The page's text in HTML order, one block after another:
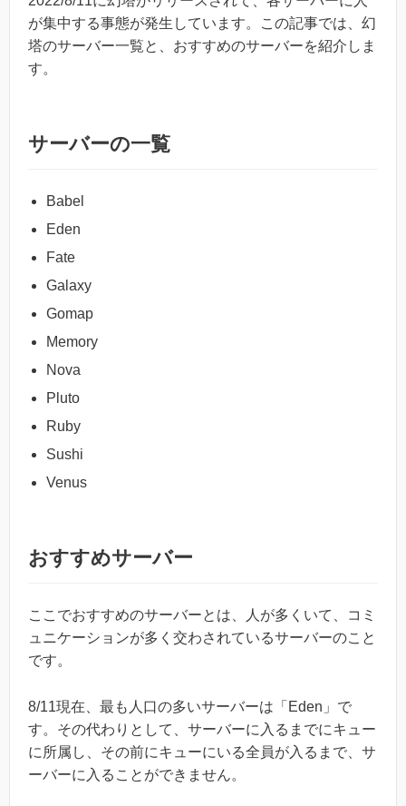
が集中する事態が発生しています。この記事では、幻
塔のサーバー一覧と、おすすめのサーバーを紹介しま
す。
サーバーの一覧
Babel
Eden
Fate
Galaxy
Gomap
Memory
Nova
Pluto
Ruby
Sushi
Venus
おすすめサーバー
ここでおすすめのサーバーとは、人が多くいて、コミ
ュニケーションが多く交わされているサーバーのこと
です。
8/11現在、最も人口の多いサーバーは「Eden」で
す。その代わりとして、サーバーに入るまでにキュー
に所属し、その前にキューにいる全員が入るまで、サ
ーバーに入ることができません。